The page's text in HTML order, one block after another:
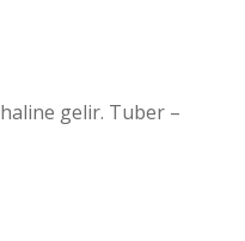
gelir. Tuber –